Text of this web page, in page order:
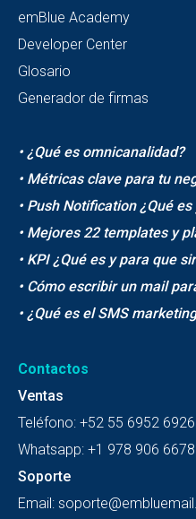
emBlue Academy
Developer Center
Glosario
Generador de firmas
• ¿Qué es omnicanalidad?
• Métricas clave para tu
• Push Notification ¿Qué
• Mejores 22 templates y
• KPI ¿Qué es y para que
• Cómo escribir un mail
• ¿Qué es el SMS
Contactos
Ventas
Teléfono: +52 55 6952 6926
Whatsapp: +1 978 906 6678
Soporte
Email: